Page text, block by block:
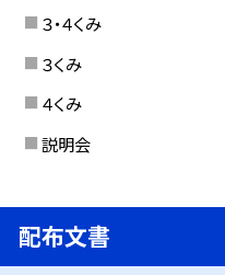
３・４くみ
３くみ
４くみ
説明会
配布文書